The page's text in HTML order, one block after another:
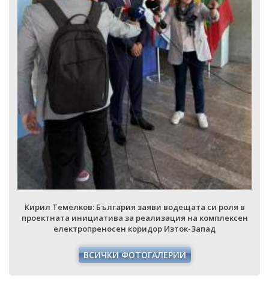
Кирил Темелков: България заяви водещата си роля в
проектната инициатива за реализация на комплексен
електропреносен коридор Изток-Запад
ВСИЧКИ ФОТОГАЛЕРИИ
НАЦИОНАЛЕН ПЛАН ЗА ИНВЕСТИЦИИ
ТЕРИТОРИАЛНИ ПЛАНОВЕ ЗА СПРАВЕДЛИВ ПРЕХОД